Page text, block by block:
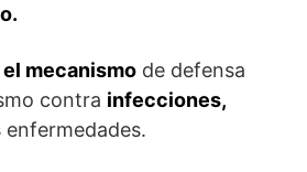
mecanismo de defensa
contra infecciones,
enfermedades.